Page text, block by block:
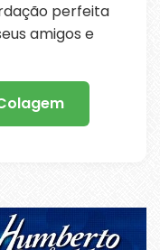
perfeita
amigos e